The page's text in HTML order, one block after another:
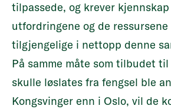
tilpassede, og krever
utfordringene og de ressursene
tilgjengelige i nettopp denne
På samme måte som tilbudet
skulle løslates fra fengsel ble
Kongsvinger enn i Oslo, vil de